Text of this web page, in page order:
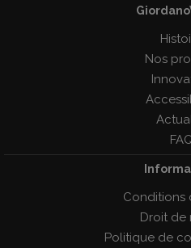
Nos
Conditions
Droit de
Politique de